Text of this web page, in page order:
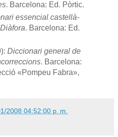
. Barcelona: Ed. Pòrtic.
essencial castellà-
. Barcelona: Ed.
Diccionari general de
. Barcelona:
«Pompeu Fabra»,
2008 04:52:00 p. m.